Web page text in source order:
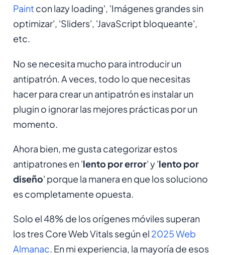
Paint con lazy loading', 'Imágenes grandes sin
optimizar', 'Sliders', 'JavaScript bloqueante',
etc.
No se necesita mucho para introducir un
antipatrón. A veces, todo lo que necesitas
hacer para crear un antipatrón es instalar un
plugin o ignorar las mejores prácticas por un
momento.
Ahora bien, me gusta categorizar estos
antipatrones en 'lento por error' y 'lento por
diseño' porque la manera en que los soluciono
es completamente opuesta.
Solo el 48% de los orígenes móviles superan
los tres Core Web Vitals según el 2025 Web
Almanac. En mi experiencia, la mayoría de esos